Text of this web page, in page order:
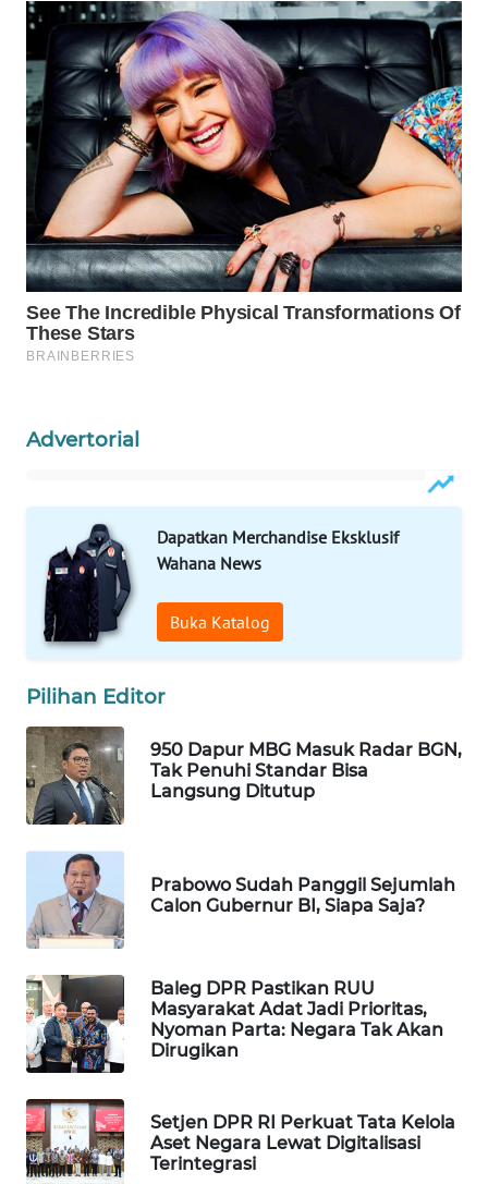
Advertorial
Dapatkan Merchandise Eksklusif
Wahana News
Buka Katalog
Pilihan Editor
950 Dapur MBG Masuk Radar BGN,
Tak Penuhi Standar Bisa
Langsung Ditutup
Prabowo Sudah Panggil Sejumlah
Calon Gubernur BI, Siapa Saja?
Baleg DPR Pastikan RUU
Masyarakat Adat Jadi Prioritas,
Nyoman Parta: Negara Tak Akan
Dirugikan
Setjen DPR RI Perkuat Tata Kelola
Aset Negara Lewat Digitalisasi
Terintegrasi
ID
WAHANANEWS
CO ID
WAHANANEWS
NET
WAHANA
SPORT
WAHANA
UMKM
WAHANA
OTOMOTIF
WAHANA
HEALTH
DESA
WISATA
LAPAK
Wahana
Network
KONSUMEN
LISTRIK
MASYARAKAT
WALINKI
ID